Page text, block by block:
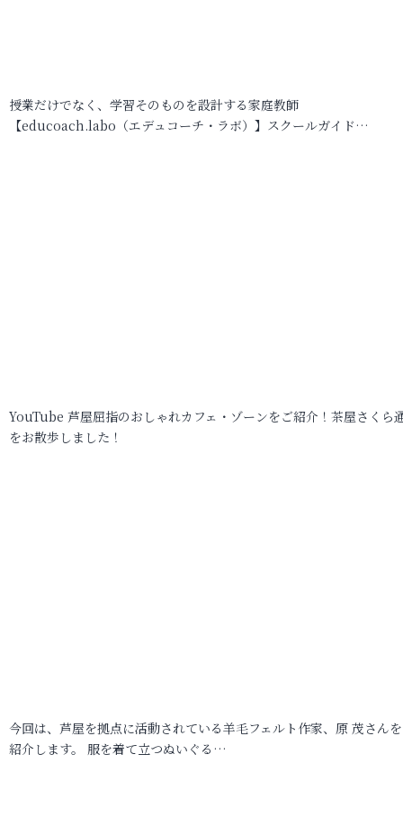
授業だけでなく、学習そのものを設計する家庭教師
【educoach.labo（エデュコーチ・ラボ）】スクールガイド…
YouTube 芦屋屈指のおしゃれカフェ・ゾーンをご紹介！茶屋さくら
をお散歩しました！
今回は、芦屋を拠点に活動されている羊毛フェルト作家、原 茂さん
紹介します。 服を着て立つぬいぐる…